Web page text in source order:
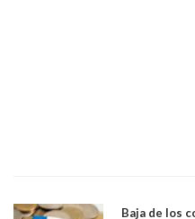
Baja de los